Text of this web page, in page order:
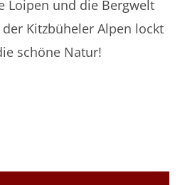
Loipen und die Bergwelt
Kitzbüheler Alpen lockt
schöne Natur!